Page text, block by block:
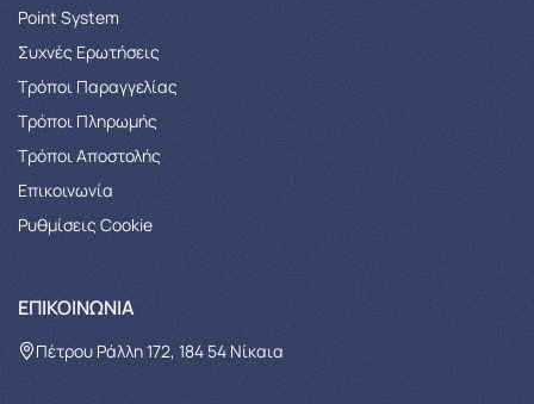
Point System
Συχνές Ερωτήσεις
Τρόποι Παραγγελίας
Tρόποι Πληρωμής
Τρόποι Αποστολής
Επικοινωνία
Ρυθμίσεις Cookie
ΕΠΙΚΟΙΝΩΝΊΑ
Πέτρου Ράλλη 172, 184 54 Νίκαια